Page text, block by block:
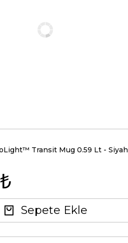
Transit Mug 0.59 Lt - Siyah
Sepete Ekle